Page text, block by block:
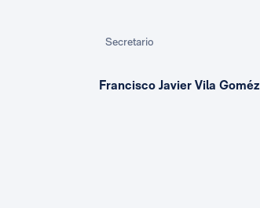
Secretario
Francisco Javier Vila Goméz